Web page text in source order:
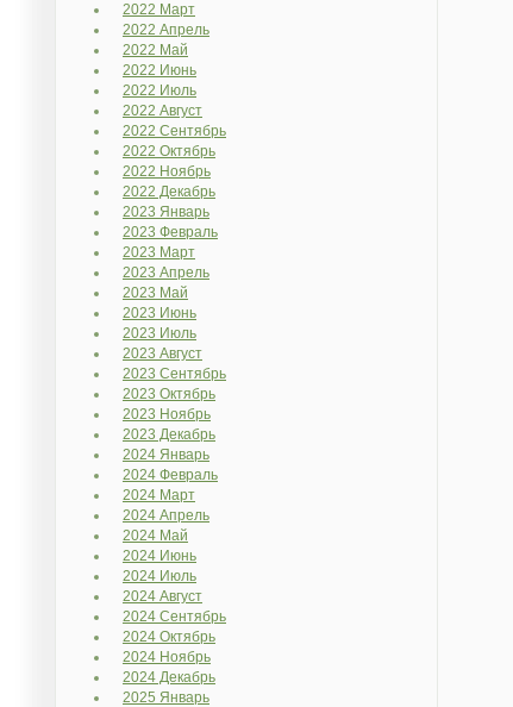
2022 Март
2022 Апрель
2022 Май
2022 Июнь
2022 Июль
2022 Август
2022 Сентябрь
2022 Октябрь
2022 Ноябрь
2022 Декабрь
2023 Январь
2023 Февраль
2023 Март
2023 Апрель
2023 Май
2023 Июнь
2023 Июль
2023 Август
2023 Сентябрь
2023 Октябрь
2023 Ноябрь
2023 Декабрь
2024 Январь
2024 Февраль
2024 Март
2024 Апрель
2024 Май
2024 Июнь
2024 Июль
2024 Август
2024 Сентябрь
2024 Октябрь
2024 Ноябрь
2024 Декабрь
2025 Январь